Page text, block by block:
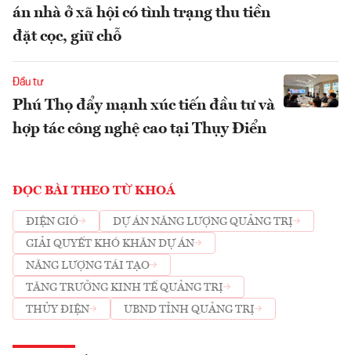
án nhà ở xã hội có tình trạng thu tiền
đặt cọc, giữ chỗ
Đầu tư
Phú Thọ đẩy mạnh xúc tiến đầu tư và
hợp tác công nghệ cao tại Thụy Điển
ĐỌC BÀI THEO TỪ KHOÁ
ĐIỆN GIÓ
DỰ ÁN NĂNG LƯỢNG QUẢNG TRỊ
GIẢI QUYẾT KHÓ KHĂN DỰ ÁN
NĂNG LƯỢNG TÁI TẠO
TĂNG TRƯỞNG KINH TẾ QUẢNG TRỊ
THỦY ĐIỆN
UBND TỈNH QUẢNG TRỊ